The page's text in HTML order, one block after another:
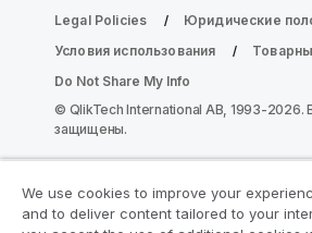
Legal Policies
Юридические
Условия использования
Do Not Share My Info
© QlikTech International AB, 1993-2026.
защищены.
Присоединяйтесь к
We use cookies to improve your
and to deliver content tailored to your